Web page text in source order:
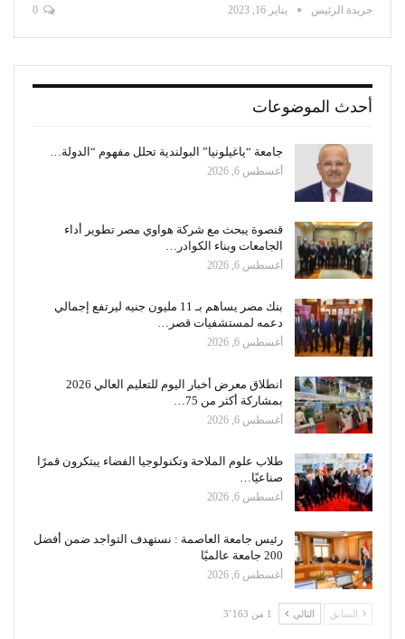
جريدة الرئيس يناير 16, 2023
أحدث الموضوعات
جامعة “ياغيلونيا” البولندية تحلل مفهوم “الدولة…
أغسطس 6, 2026
قنصوة يبحث مع شركة هواوي مصر تطوير أداء
الجامعات وبناء الكوادر…
أغسطس 6, 2026
بنك مصر يساهم بـ 11 مليون جنيه ليرتفع إجمالي
دعمه لمستشفيات قصر…
أغسطس 6, 2026
انطلاق معرض أخبار اليوم للتعليم العالي 2026
بمشاركة أكثر من 75…
أغسطس 6, 2026
طلاب علوم الملاحة وتكنولوجيا الفضاء يبتكرون قمرًا
صناعيًا…
أغسطس 6, 2026
رئيس جامعة العاصمة : نستهدف التواجد ضمن أفضل
200 جامعة عالميًا
أغسطس 6, 2026
السابق التالي 1 من 3٬163